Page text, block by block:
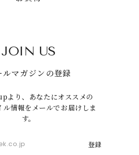
JOIN US
ルマガジンの登録
より、あなたにオススメの
ル情報をメールでお届けしま
す。
登録